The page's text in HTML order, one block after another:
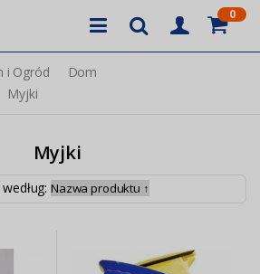
0
i Ogród
Dom
Myjki
Myjki